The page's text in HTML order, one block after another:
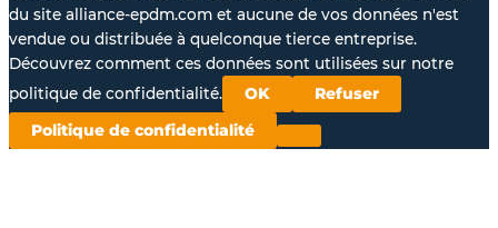
du site alliance-epdm.com et aucune de vos données n'est
vendue ou distribuée à quelconque tierce entreprise.
Découvrez comment ces données sont utilisées sur notre
politique de confidentialité.
OK Refuser
Politique de confidentialité